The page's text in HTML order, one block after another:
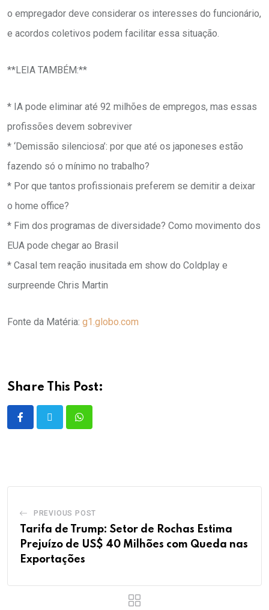
o empregador deve considerar os interesses do funcionário,
e acordos coletivos podem facilitar essa situação.
**LEIA TAMBÉM:**
* IA pode eliminar até 92 milhões de empregos, mas essas
profissões devem sobreviver
* ‘Demissão silenciosa’: por que até os japoneses estão
fazendo só o mínimo no trabalho?
* Por que tantos profissionais preferem se demitir a deixar
o home office?
* Fim dos programas de diversidade? Como movimento dos
EUA pode chegar ao Brasil
* Casal tem reação inusitada em show do Coldplay e
surpreende Chris Martin
Fonte da Matéria: g1.globo.com
Share This Post:
PREVIOUS POST
Tarifa de Trump: Setor de Rochas Estima
Prejuízo de US$ 40 Milhões com Queda nas
Exportações